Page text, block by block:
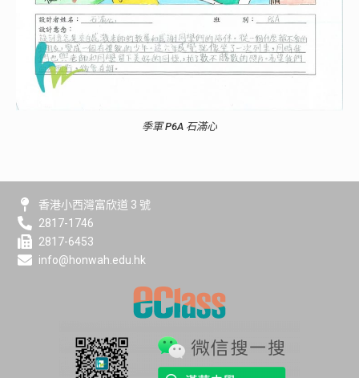
季軍 P6A 石滿心
香港小西灣富欣道 3 號
2817-1746
2817-6453
info@honwah.edu.hk